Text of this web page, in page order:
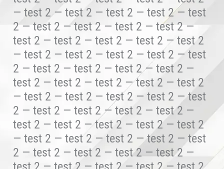
— test 2 — test 2 — test 2 — test 2 — test
2 — test 2 — test 2 — test 2 — test 2 —
test 2 — test 2 — test 2 — test 2 — test 2
— test 2 — test 2 — test 2 — test 2 — test
2 — test 2 — test 2 — test 2 — test 2 —
test 2 — test 2 — test 2 — test 2 — test 2
— test 2 — test 2 — test 2 — test 2 — test
2 — test 2 — test 2 — test 2 — test 2 —
test 2 — test 2 — test 2 — test 2 — test 2
— test 2 — test 2 — test 2 — test 2 — test
2 — test 2 — test 2 — test 2 — test 2 —